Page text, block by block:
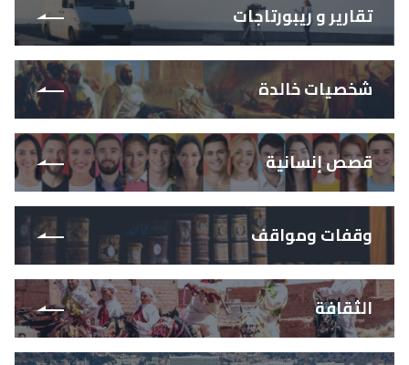
تقارير و ريبورتاجات
شخصيات خالدة
قصص إنسانية
وقفات ومواقف
الثقافة